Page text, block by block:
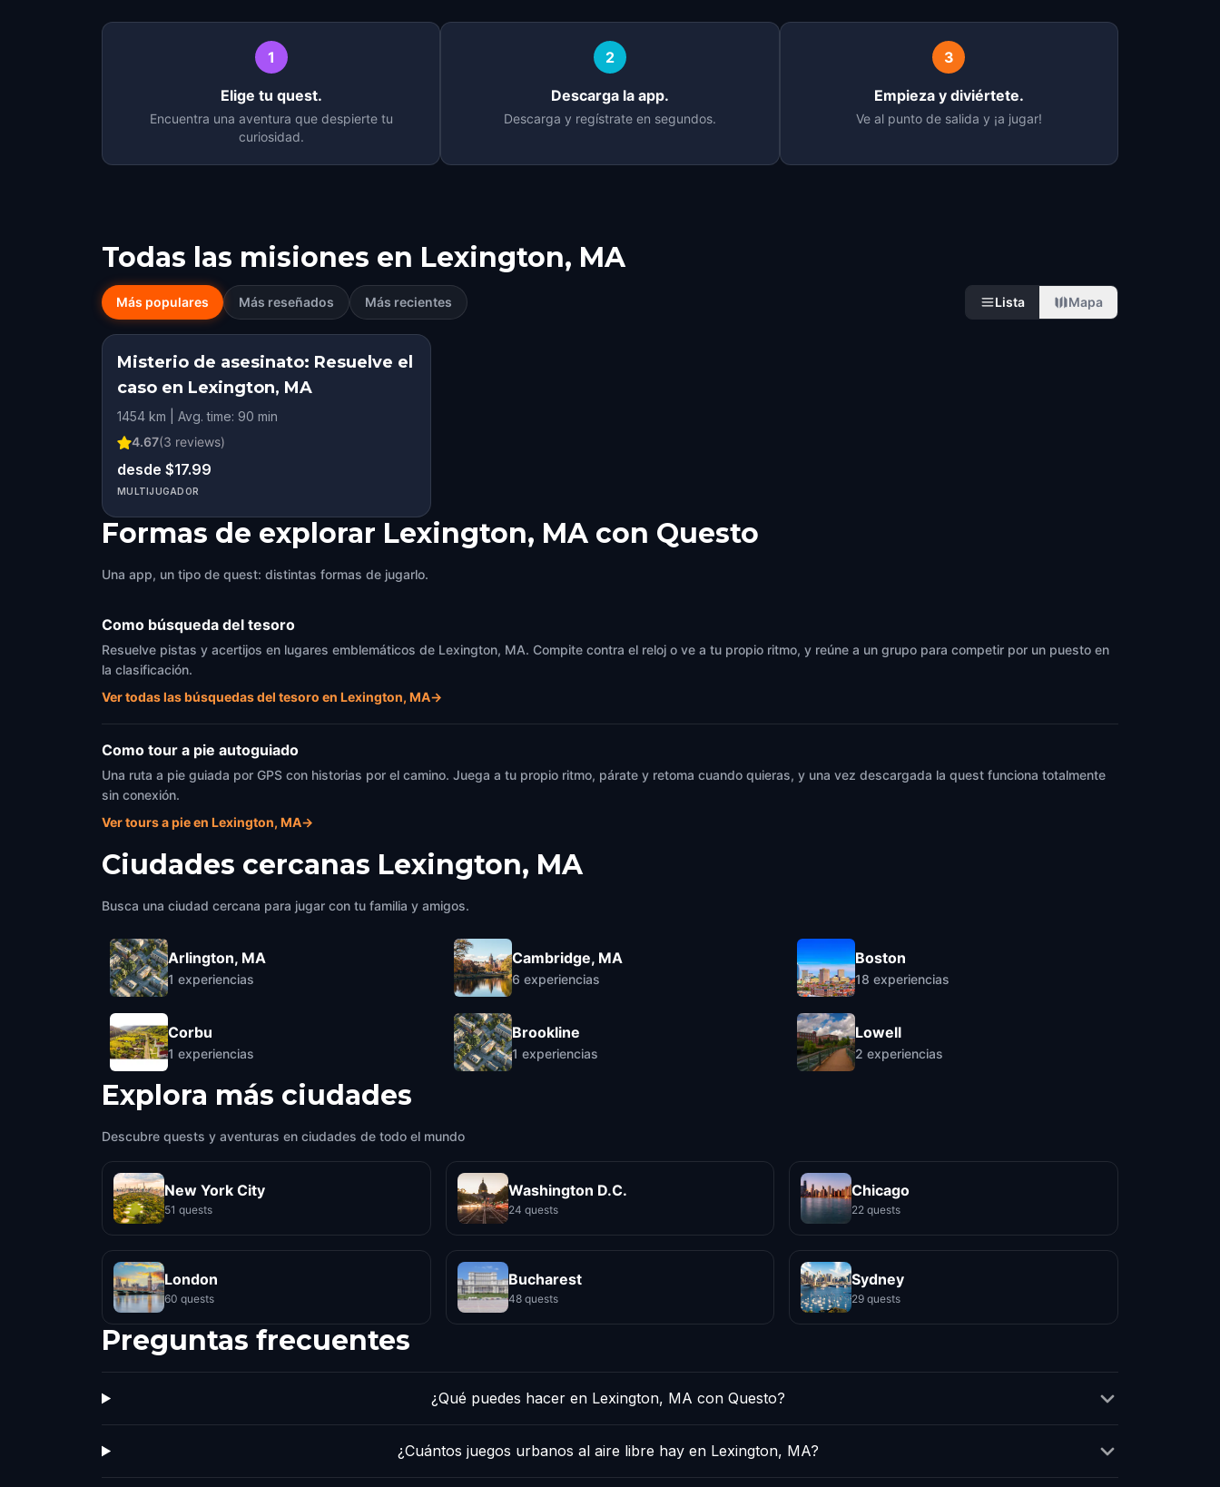
1
Elige tu quest.
Encuentra una aventura que despierte tu
curiosidad.
2
Descarga la app.
Descarga y regístrate en segundos.
3
Empieza y diviértete.
Ve al punto de salida y ¡a jugar!
Todas las misiones en Lexington, MA
Más populares Más reseñados Más recientes Lista Mapa
Misterio de asesinato: Resuelve el
caso en Lexington, MA
1454 km | Avg. time: 90 min
4.67(3 reviews)
desde $17.99
MULTIJUGADOR
Formas de explorar Lexington, MA con Questo
Una app, un tipo de quest: distintas formas de jugarlo.
Como búsqueda del tesoro
Resuelve pistas y acertijos en lugares emblemáticos de Lexington, MA. Compite contra el reloj o ve a tu propio ritmo, y reúne a un grupo para competir por un puesto en
la clasificación.
Ver todas las búsquedas del tesoro en Lexington, MA→
Como tour a pie autoguiado
Una ruta a pie guiada por GPS con historias por el camino. Juega a tu propio ritmo, párate y retoma cuando quieras, y una vez descargada la quest funciona totalmente
sin conexión.
Ver tours a pie en Lexington, MA→
Ciudades cercanas Lexington, MA
Busca una ciudad cercana para jugar con tu familia y amigos.
Arlington, MA
1 experiencias
Corbu
1 experiencias
Cambridge, MA
6 experiencias
Brookline
1 experiencias
Boston
18 experiencias
Lowell
2 experiencias
Explora más ciudades
Descubre quests y aventuras en ciudades de todo el mundo
New York City
51 quests
Washington D.C.
24 quests
Chicago
22 quests
London
60 quests
Bucharest
48 quests
Sydney
29 quests
Preguntas frecuentes
¿Qué puedes hacer en Lexington, MA con Questo?
¿Cuántos juegos urbanos al aire libre hay en Lexington, MA?